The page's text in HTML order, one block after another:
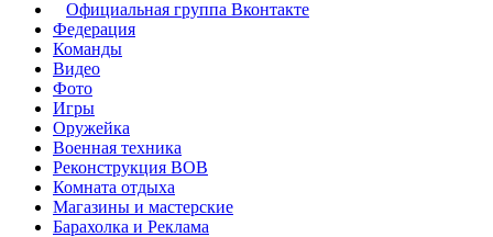
Официальная группа Вконтакте
Федерация
Команды
Видео
Фото
Игры
Оружейка
Военная техника
Реконструкция ВОВ
Комната отдыха
Магазины и мастерские
Барахолка и Реклама